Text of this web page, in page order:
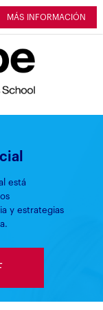
MÁS INFORMACIÓN
está
y estrategias